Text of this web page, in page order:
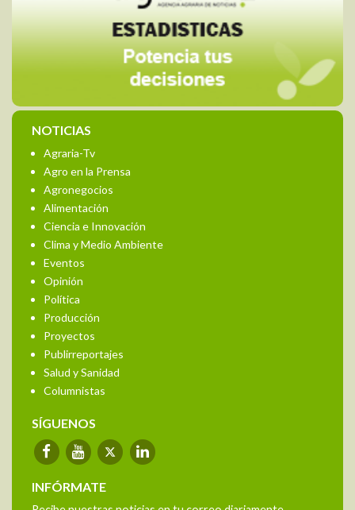
NOTICIAS
Agraria-Tv
Agro en la Prensa
Agronegocios
Alimentación
Ciencia e Innovación
Clima y Medio Ambiente
Eventos
Opinión
Política
Producción
Proyectos
Publirreportajes
Salud y Sanidad
Columnistas
SÍGUENOS
INFÓRMATE